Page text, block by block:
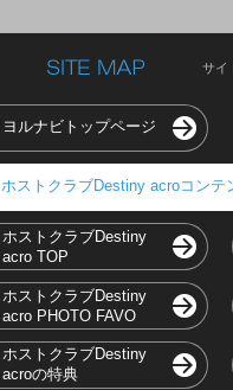
サイ
ヨルナビトップページ
ホストクラブDestiny acroコンテ
ホストクラブDestiny
acro TOP
ホストクラブDestiny
acro PHOTO FAVO
ホストクラブDestiny
acroの特典